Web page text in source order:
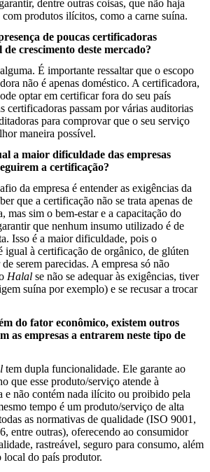
dentre outras coisas, que não haja
produtos ilícitos, como a carne suína.
de poucas certificadoras
crescimento deste mercado?
É importante ressaltar que o escopo
não é apenas doméstico. A certificadora,
optar em certificar fora do seu país
certificadoras passam por várias auditorias
para comprovar que o seu serviço
maneira possível.
a maior dificuldade das empresas
a certificação?
da empresa é entender as exigências da
que a certificação não se trata apenas de
mas sim o bem-estar e a capacitação do
que nenhum insumo utilizado é de
Isso é a maior dificuldade, pois o
igual à certificação de orgânico, de glúten
serem parecidas. A empresa só não
Halal se não se adequar às exigências, tiver
suína por exemplo) e se recusar a trocar
do fator econômico, existem outros
as empresas a entrarem neste tipo de
tem dupla funcionalidade. Ele garante ao
que esse produto/serviço atende à
e não contém nada ilícito ou proibido pela
tempo é um produto/serviço de alta
as normativas de qualidade (ISO 9001,
entre outras), oferecendo ao consumidor
rastreável, seguro para consumo, além
local do país produtor.